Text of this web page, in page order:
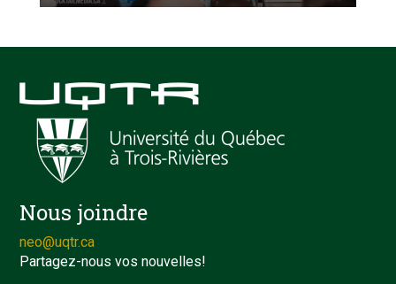
Nous joindre
neo@uqtr.ca
Partagez-nous vos nouvelles!